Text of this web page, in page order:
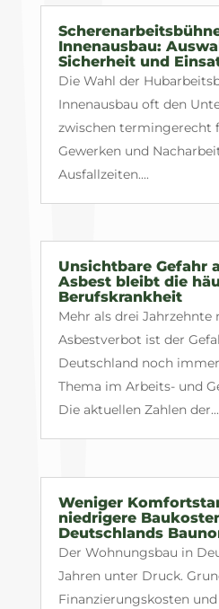
Innenausbau:
Sicherheit und
Die Wahl der
Innenausbau oft den
zwischen termingerecht
Gewerken und
Ausfallzeiten....
Unsichtbare Gefahr
Asbest bleibt die
Berufskrankheit
Mehr als drei Jahrzehnte
Asbestverbot ist der
Deutschland noch
Thema im Arbeits- und
Die aktuellen Zahlen der...
Weniger
niedrigere
Deutschlands
Der Wohnungsbau in
Jahren unter Druck.
Finanzierungskosten